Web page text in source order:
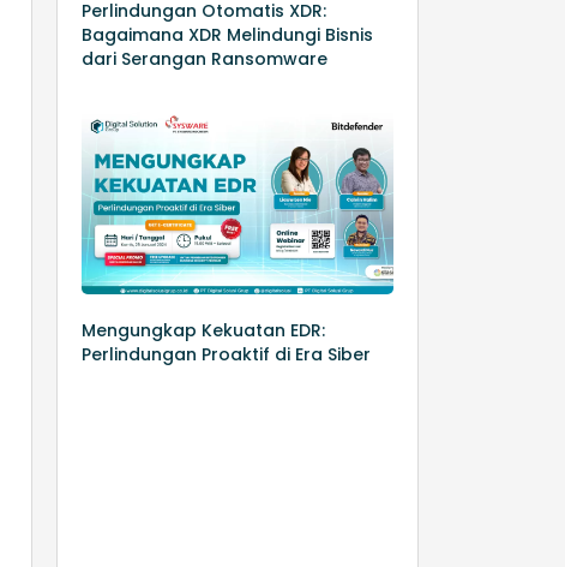
Perlindungan Otomatis XDR:
Bagaimana XDR Melindungi Bisnis
dari Serangan Ransomware
Mengungkap Kekuatan EDR:
Perlindungan Proaktif di Era Siber